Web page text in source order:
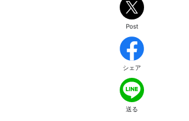
Post
シェア
送る